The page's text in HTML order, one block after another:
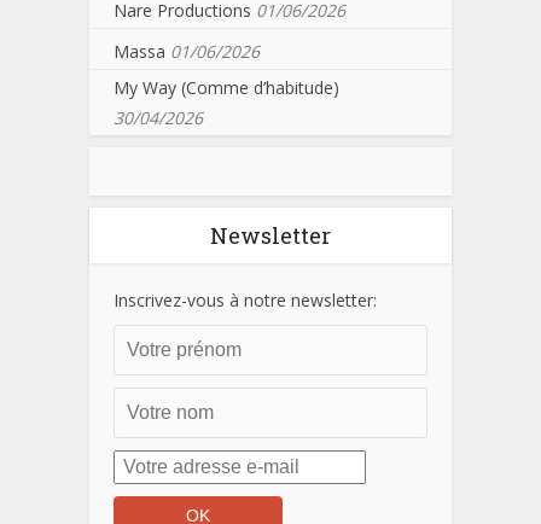
Nare Productions 01/06/2026
Massa 01/06/2026
My Way (Comme d’habitude)
30/04/2026
Newsletter
Inscrivez-vous à notre newsletter: